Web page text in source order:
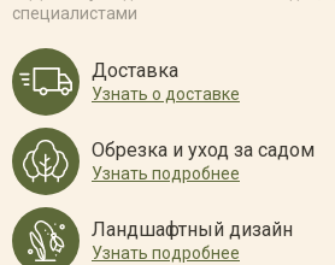
специалистами
Доставка
Узнать о доставке
Обрезка и уход за садом
Узнать подробнее
Ландшафтный дизайн
Узнать подробнее